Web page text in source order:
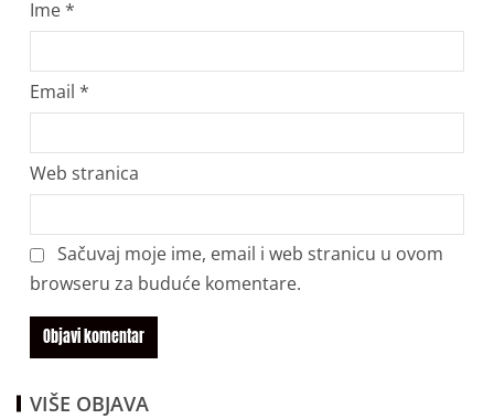
Ime*
Email *
Web stranica
Sačuvaj moje ime, email i web stranicu u ovom
browseru za buduće komentare.
VIŠE OBJAVA